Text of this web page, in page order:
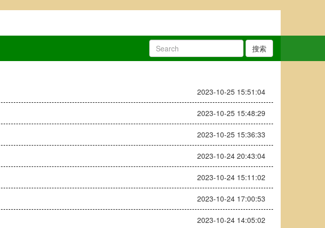
搜索
2023-10-25 15:51:04
2023-10-25 15:48:29
2023-10-25 15:36:33
2023-10-24 20:43:04
2023-10-24 15:11:02
2023-10-24 17:00:53
2023-10-24 14:05:02